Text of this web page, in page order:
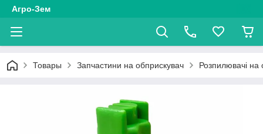
Агро-Зем
Товары Запчастини на обприскувач Розпилювачі на